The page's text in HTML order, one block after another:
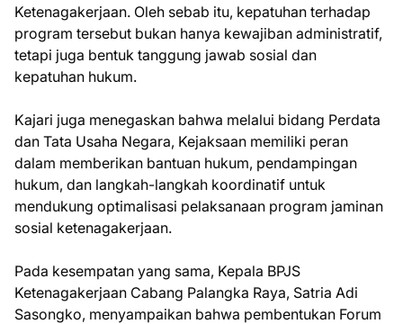
Ketenagakerjaan. Oleh sebab itu, kepatuhan terhadap
program tersebut bukan hanya kewajiban administratif,
tetapi juga bentuk tanggung jawab sosial dan
kepatuhan hukum.
Kajari juga menegaskan bahwa melalui bidang Perdata
dan Tata Usaha Negara, Kejaksaan memiliki peran
dalam memberikan bantuan hukum, pendampingan
hukum, dan langkah-langkah koordinatif untuk
mendukung optimalisasi pelaksanaan program jaminan
sosial ketenagakerjaan.
Pada kesempatan yang sama, Kepala BPJS
Ketenagakerjaan Cabang Palangka Raya, Satria Adi
Sasongko, menyampaikan bahwa pembentukan Forum